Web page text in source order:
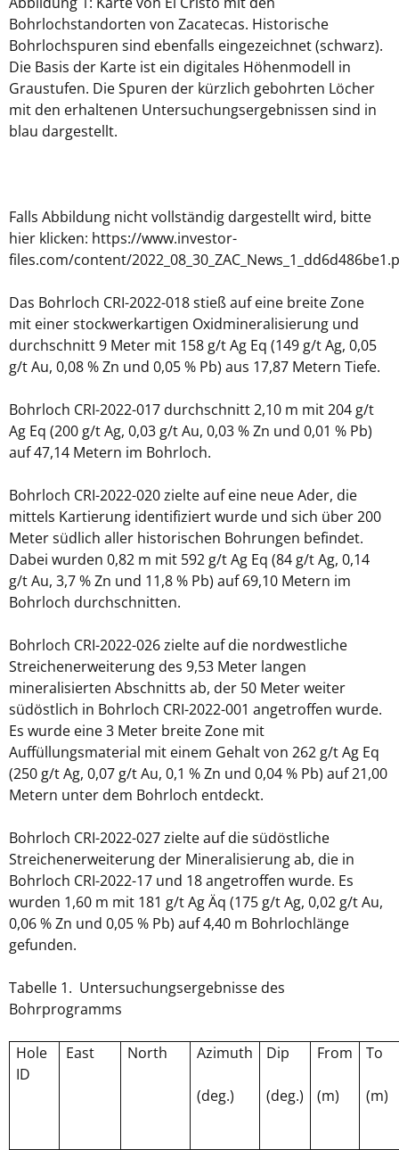
Bohrlochstandorten von Zacatecas. Historische
Bohrlochspuren sind ebenfalls eingezeichnet (schwarz).
Die Basis der Karte ist ein digitales Höhenmodell in
Graustufen. Die Spuren der kürzlich gebohrten Löcher
mit den erhaltenen Untersuchungsergebnissen sind in
blau dargestellt.
Falls Abbildung nicht vollständig dargestellt wird, bitte
hier klicken: https://www.investor-
files.com/content/
Das Bohrloch CRI-2022-018 stieß auf eine breite Zone
mit einer stockwerkartigen Oxidmineralisierung und
durchschnitt 9 Meter mit 158 g/t Ag Eq (149 g/t Ag, 0,05
g/t Au, 0,08 % Zn und 0,05 % Pb) aus 17,87 Metern Tiefe.
Bohrloch CRI-2022-017 durchschnitt 2,10 m mit 204 g/t
Ag Eq (200 g/t Ag, 0,03 g/t Au, 0,03 % Zn und 0,01 % Pb)
auf 47,14 Metern im Bohrloch.
Bohrloch CRI-2022-020 zielte auf eine neue Ader, die
mittels Kartierung identifiziert wurde und sich über 200
Meter südlich aller historischen Bohrungen befindet.
Dabei wurden 0,82 m mit 592 g/t Ag Eq (84 g/t Ag, 0,14
g/t Au, 3,7 % Zn und 11,8 % Pb) auf 69,10 Metern im
Bohrloch durchschnitten.
Bohrloch CRI-2022-026 zielte auf die nordwestliche
Streichenerweiterung des 9,53 Meter langen
mineralisierten Abschnitts ab, der 50 Meter weiter
südöstlich in Bohrloch CRI-2022-001 angetroffen wurde.
Es wurde eine 3 Meter breite Zone mit
Auffüllungsmaterial mit einem Gehalt von 262 g/t Ag Eq
(250 g/t Ag, 0,07 g/t Au, 0,1 % Zn und 0,04 % Pb) auf 21,00
Metern unter dem Bohrloch entdeckt.
Bohrloch CRI-2022-027 zielte auf die südöstliche
Streichenerweiterung der Mineralisierung ab, die in
Bohrloch CRI-2022-17 und 18 angetroffen wurde. Es
wurden 1,60 m mit 181 g/t Ag Äq (175 g/t Ag, 0,02 g/t Au,
0,06 % Zn und 0,05 % Pb) auf 4,40 m Bohrlochlänge
gefunden.
Tabelle 1. Untersuchungsergebnisse des
Bohrprogramms
Hole
ID
East North Azimuth
(deg.)
Dip
(deg.)
From
(m)
To
(m)